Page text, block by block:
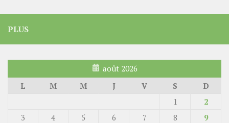
PLUS
août 2026
L
M M J V S
D
1
2
3
4 5 6 7 8
9